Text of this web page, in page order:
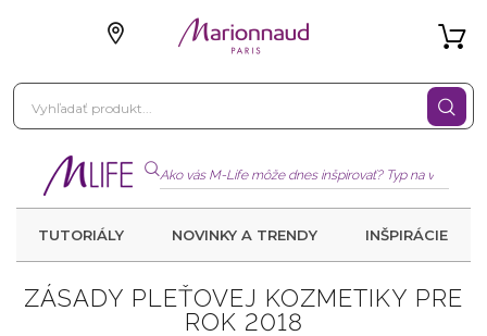
TUTORIÁLY NOVINKY A TRENDY INŠPIRÁCIE
ZÁSADY PLEŤOVEJ KOZMETIKY PRE
ROK 2018